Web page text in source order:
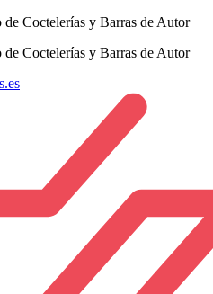
Coctelerías y Barras de Autor
Coctelerías y Barras de Autor